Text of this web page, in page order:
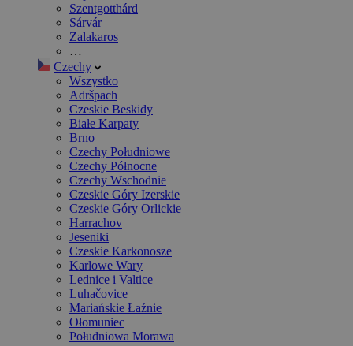
Szentgotthárd
Sárvár
Zalakaros
…
Czechy
Wszystko
Adršpach
Czeskie Beskidy
Białe Karpaty
Brno
Czechy Południowe
Czechy Północne
Czechy Wschodnie
Czeskie Góry Izerskie
Czeskie Góry Orlickie
Harrachov
Jeseniki
Czeskie Karkonosze
Karlowe Wary
Lednice i Valtice
Luhačovice
Mariańskie Łaźnie
Ołomuniec
Południowa Morawa